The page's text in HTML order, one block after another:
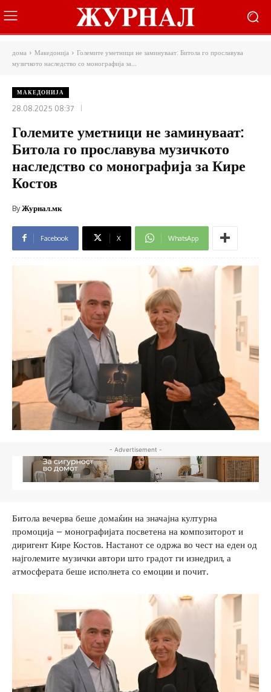
дома Македонија
Големите уметници не заминуваат: Битола го прославува
музичкото наследство со монографија за...
МАКЕДОНИЈА
28.08.2025 08:37
Големите уметници не заминуваат:
Битола го прославува музичкото
наследство со монографија за Кире
Костов
ByЖурнал.мк
Facebook X WhatsApp
- Advertisement -
Битола вечерва беше домаќин на значајна културна
промоција – монографијата посветена на композиторот и
диригент Кире Костов. Настанот се одржа во чест на еден од
најголемите музички автори што градот ги изнедрил, а
атмосферата беше исполнета со емоции и почит.